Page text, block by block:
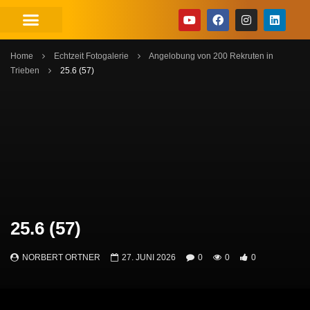
Home Echtzeit Fotogalerie
Angelobung von 200 Rekruten in
Trieben
25.6 (57)
25.6 (57)
NORBERT ORTNER 27. JUNI 2026 0 0 0